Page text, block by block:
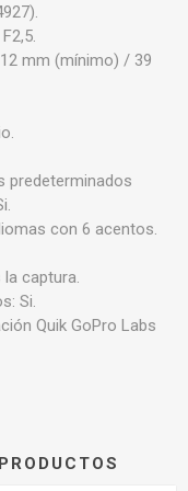
mm (mínimo) / 39
predeterminados
con 6 acentos.
la captura.
Si.
Quik GoPro Labs